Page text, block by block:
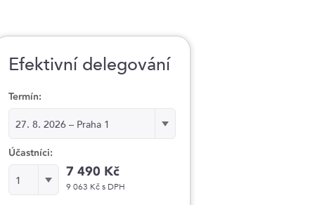
Efektivní delegování
Termín:
27. 8. 2026 – Praha 1
Termín:
Účastníci:
1
Účastníci: 7 490 Kč
9 063 Kč s DPH